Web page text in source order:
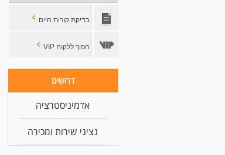
בדיקת קורות חיים
הפוך ללקוח VIP
דרושים
אדמיניסטרציה
נציגי שירות ומכירה